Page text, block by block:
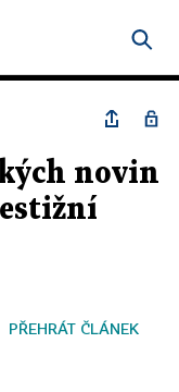
novin
PŘEHRÁT ČLÁNEK